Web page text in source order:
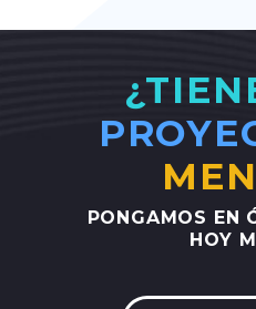
PONGAMOS EN
HOY